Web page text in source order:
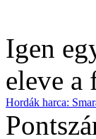
Igen
eleve a
Hordák harca: